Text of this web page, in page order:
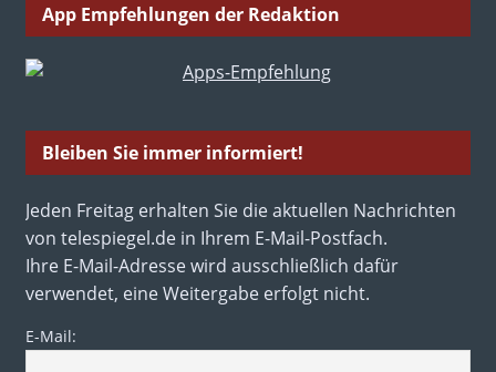
App Empfehlungen der Redaktion
Bleiben Sie immer informiert!
Jeden Freitag erhalten Sie die aktuellen Nachrichten
von telespiegel.de in Ihrem E-Mail-Postfach.
Ihre E-Mail-Adresse wird ausschließlich dafür
verwendet, eine Weitergabe erfolgt nicht.
E-Mail: